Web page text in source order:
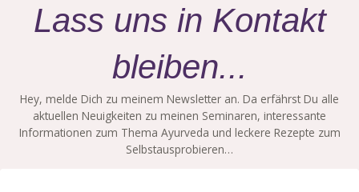
Lass uns in Kontakt
bleiben...
Hey, melde Dich zu meinem Newsletter an. Da erfährst Du alle
aktuellen Neuigkeiten zu meinen Seminaren, interessante
Informationen zum Thema Ayurveda und leckere Rezepte zum
Selbstausprobieren…